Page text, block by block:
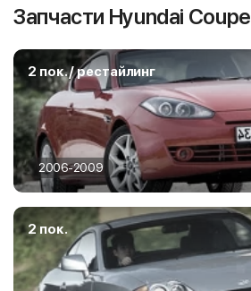
Запчасти Hyundai Coupe
2 пок. / рестайлинг
2006-2009
2 пок.